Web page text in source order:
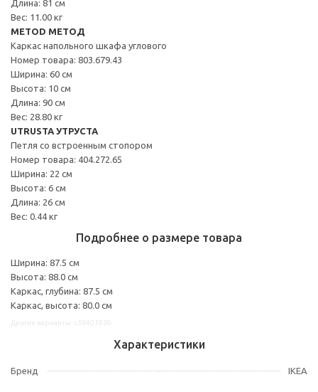
Длина: 81 см
Вес: 11.00 кг
METOD МЕТОД
Каркас напольного шкафа углового
Номер товара: 803.679.43
Ширина: 60 см
Высота: 10 см
Длина: 90 см
Вес: 28.80 кг
UTRUSTA УТРУСТА
Петля со встроенным стопором
Номер товара: 404.272.65
Ширина: 22 см
Высота: 6 см
Длина: 26 см
Вес: 0.44 кг
Подробнее о размере товара
Ширина: 87.5 см
Высота: 88.0 см
Каркас, глубина: 87.5 см
Каркас, высота: 80.0 см
Характеристики
Бренд IKEA